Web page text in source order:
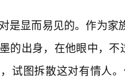
是显而易见的。作为家
的出身，在他眼中，
试图拆散这对有情人